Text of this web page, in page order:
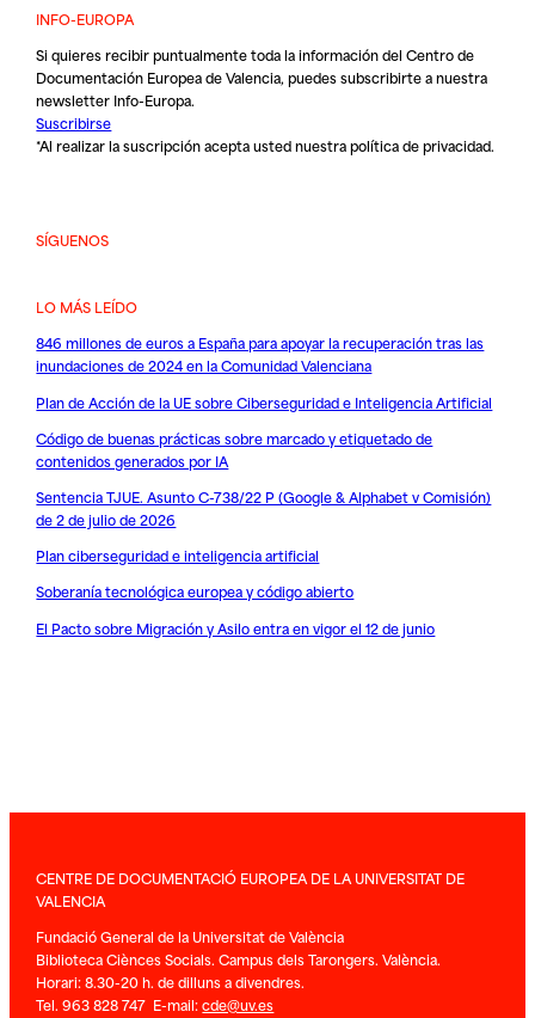
INFO-EUROPA
Si quieres recibir puntualmente toda la información del Centro de
Documentación Europea de Valencia, puedes subscribirte a nuestra
newsletter Info-Europa.
Suscribirse
*Al realizar la suscripción acepta usted nuestrapolítica de privacidad.
SÍGUENOS
LO MÁS LEÍDO
846 millones de euros a España para apoyar la recuperación tras las
inundaciones de 2024 en la Comunidad Valenciana
Plan de Acción de la UE sobre Ciberseguridad e Inteligencia Artificial
Código de buenas prácticas sobre marcado y etiquetado de
contenidos generados por IA
Sentencia TJUE. Asunto C-738/22 P (Google & Alphabet v Comisión)
de 2 de julio de 2026
Plan ciberseguridad e inteligencia artificial
Soberanía tecnológica europea y código abierto
El Pacto sobre Migración y Asilo entra en vigor el 12 de junio
CENTRE DE DOCUMENTACIÓ EUROPEA DE LA UNIVERSITAT DE
VALENCIA
Fundació General de la Universitat de València
Biblioteca Ciènces Socials. Campus dels Tarongers. València.
Horari: 8.30-20 h. de dilluns a divendres.
Tel. 963 828 747 E-mail:cde@uv.es